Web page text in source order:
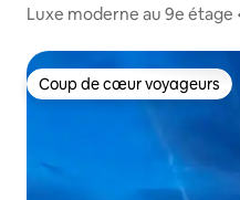
Luxe moderne au 9e étage
Coup de cœur voyageurs
Coup de cœur voyageurs